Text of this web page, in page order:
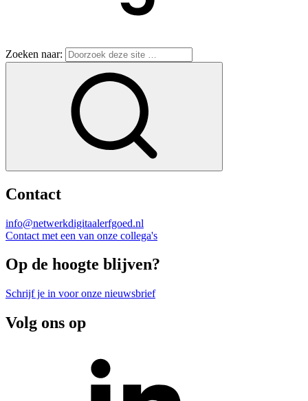
Zoeken naar:
Contact
info@netwerkdigitaalerfgoed.nl
Contact met een van onze collega's
Op de hoogte blijven?
Schrijf je in voor onze nieuwsbrief
Volg ons op